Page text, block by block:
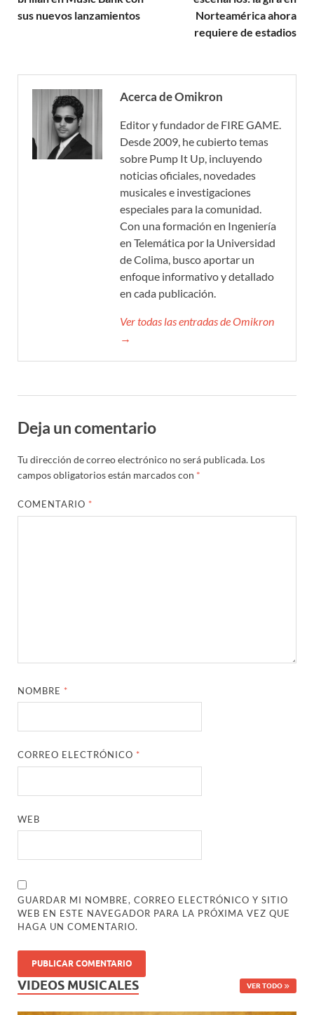
sus nuevos lanzamientos
Norteamérica ahora
requiere de estadios
Acerca de Omikron
Editor y fundador de FIRE GAME.
Desde 2009, he cubierto temas
sobre Pump It Up, incluyendo
noticias oficiales, novedades
musicales e investigaciones
especiales para la comunidad.
Con una formación en Ingeniería
en Telemática por la Universidad
de Colima, busco aportar un
enfoque informativo y detallado
en cada publicación.
Ver todas las entradas de Omikron
→
Deja un comentario
Tu dirección de correo electrónico no será publicada. Los
campos obligatorios están marcados con *
COMENTARIO *
NOMBRE *
CORREO ELECTRÓNICO *
WEB
GUARDAR MI NOMBRE, CORREO ELECTRÓNICO Y SITIO
WEB EN ESTE NAVEGADOR PARA LA PRÓXIMA VEZ QUE
HAGA UN COMENTARIO.
VIDEOS MUSICALES VER TODO